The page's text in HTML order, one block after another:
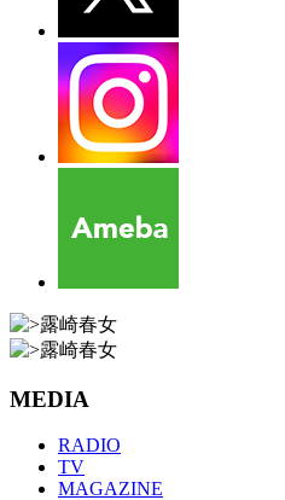
MEDIA
RADIO
TV
MAGAZINE